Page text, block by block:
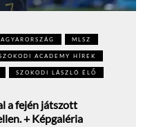
MLSZ
ACADEMY HÍREK
SZOKODI LÁSZLÓ ÉLŐ
a fején játszott
+ Képgaléria